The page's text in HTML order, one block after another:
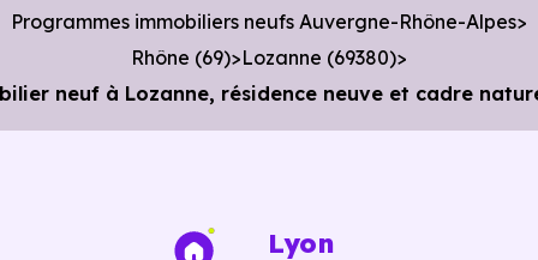
Programmes immobiliers neufs Auvergne-Rhône-Alpes
Rhône (69) Lozanne (69380)
neuf à Lozanne, résidence neuve et cadre
Lyon